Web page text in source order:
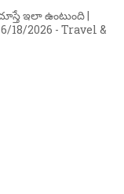
ఇలా ఉంటుంది |
18/2026 - Travel &